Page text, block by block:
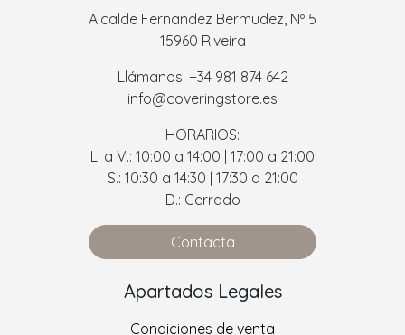
Alcalde Fernandez Bermudez, Nº 5
15960 Riveira
Llámanos: +34 981 874 642
info@coveringstore.es
HORARIOS:
L. a V.: 10:00 a 14:00 | 17:00 a 21:00
S.: 10:30 a 14:30 | 17:30 a 21:00
D.: Cerrado
Contacta
Apartados Legales
Condiciones de venta